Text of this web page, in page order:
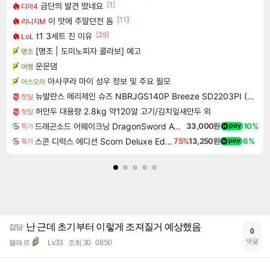
디아4 금단의 발견 떴네요 [1]
리니지M 이 맛에 주말던전 돔 [11]
LoL t1 3세트 진 이유 [29]
명조 [명조 | 도미노피자 콜라보] 예고
여행 운문댐
아스오라 아사쿠라 마이 성우 정보 및 주요 필모
핫딜 뉴발란스 메리제인 슈즈 NBRJGS140P Breeze SD2203PI (PEONY)
핫딜 허만두 대용량 2.8kg 약120알 고기/김치잎새만두 외
특가 드래곤소드 어웨이크닝 DragonSword Awakening 33,000원 10%
특가 스콘 디럭스 에디션 Scorn Deluxe Edition75%13,250원 6%
잡담 난 근데 초기부터 이렇게 조져질거 예상했음
블레르 Lv.33 조회 30 08:50
0
댓글